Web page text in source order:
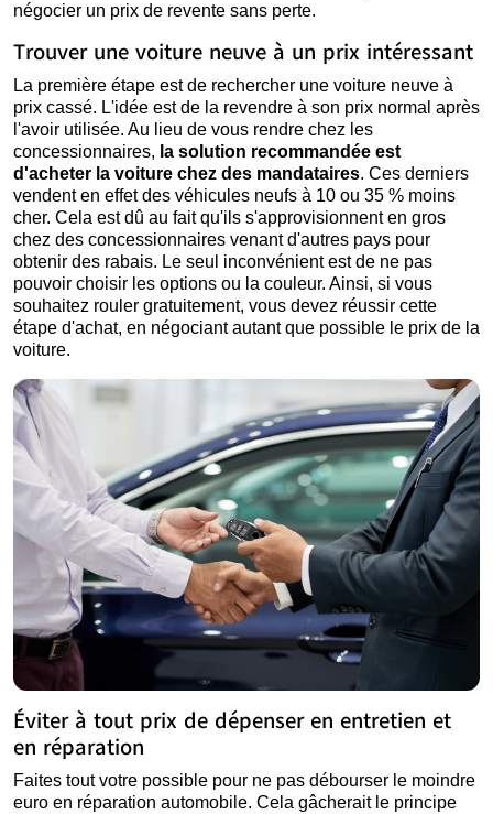
négocier un prix de revente sans perte.
Trouver une voiture neuve à un prix intéressant
La première étape est de rechercher une voiture neuve à
prix cassé. L'idée est de la revendre à son prix normal après
l'avoir utilisée. Au lieu de vous rendre chez les
concessionnaires, la solution recommandée est
d'acheter la voiture chez des mandataires. Ces derniers
vendent en effet des véhicules neufs à 10 ou 35 % moins
cher. Cela est dû au fait qu'ils s'approvisionnent en gros
chez des concessionnaires venant d'autres pays pour
obtenir des rabais. Le seul inconvénient est de ne pas
pouvoir choisir les options ou la couleur. Ainsi, si vous
souhaitez rouler gratuitement, vous devez réussir cette
étape d'achat, en négociant autant que possible le prix de la
voiture.
Éviter à tout prix de dépenser en entretien et
en réparation
Faites tout votre possible pour ne pas débourser le moindre
euro en réparation automobile. Cela gâcherait le principe